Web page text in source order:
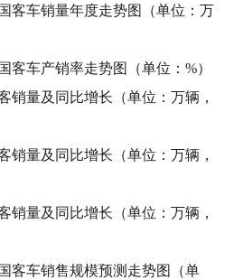
客车销量年度走势图（单位：万
客车产销率走势图（单位：%）
销量及同比增长（单位：万辆，
销量及同比增长（单位：万辆，
销量及同比增长（单位：万辆，
客车销售规模预测走势图（单